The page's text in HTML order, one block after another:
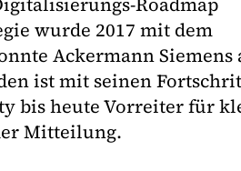
wurde 2017 mit dem
Ackermann Siemens
ist mit seinen
bis heute Vorreiter für
Mitteilung.